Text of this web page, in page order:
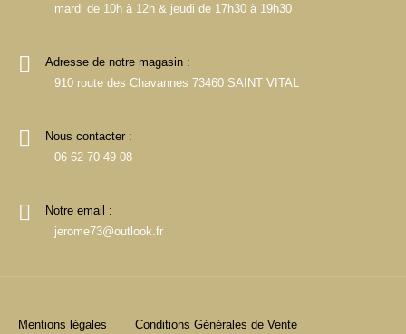
mardi de 10h à 12h & jeudi de 17h30 à 19h30
Adresse de notre magasin :
910 route des Chavannes 73460 SAINT VITAL
Nous contacter :
06 62 70 49 08
Notre email :
jerome73@outlook.fr
Mentions légales Conditions Générales de Vente